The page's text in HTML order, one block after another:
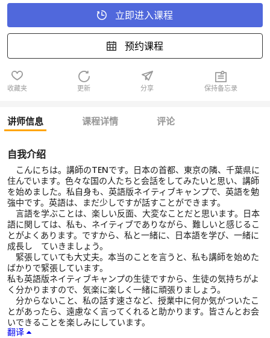
立即进入课程
预约课程
收藏夹 更新 分享 保持备忘录
讲师信息 课程详情 评论
自我介绍
こんにちは。講師のTENです。日本の首都、東京の隣、千葉県に
住んでいます。色々な国の人たちと会話をしてみたいと思い、講師
を始めました。私自身も、英語版ネイティブキャンプで、英語を勉
強中です。英語は、まだ少しですが話すことができます。
言語を学ぶことは、楽しい反面、大変なことだと思います。日本
語に関しては、私も、ネイティブでありながら、難しいと感じるこ
とがよくあります。ですから、私と一緒に、日本語を学び、一緒に
成長し ていきましょう。
緊張していても大丈夫。本当のことを言うと、私も講師を始めた
ばかりで緊張しています。
私も英語版ネイティブキャンプの生徒ですから、生徒の気持ちがよ
く分かりますので、気楽に楽しく一緒に頑張りましょう。
分からないこと、私の話す速さなど、授業中に何か気がついたこ
とがあったら、遠慮なく言ってくれると助かります。皆さんとお会
いできることを楽しみにしています。
翻译